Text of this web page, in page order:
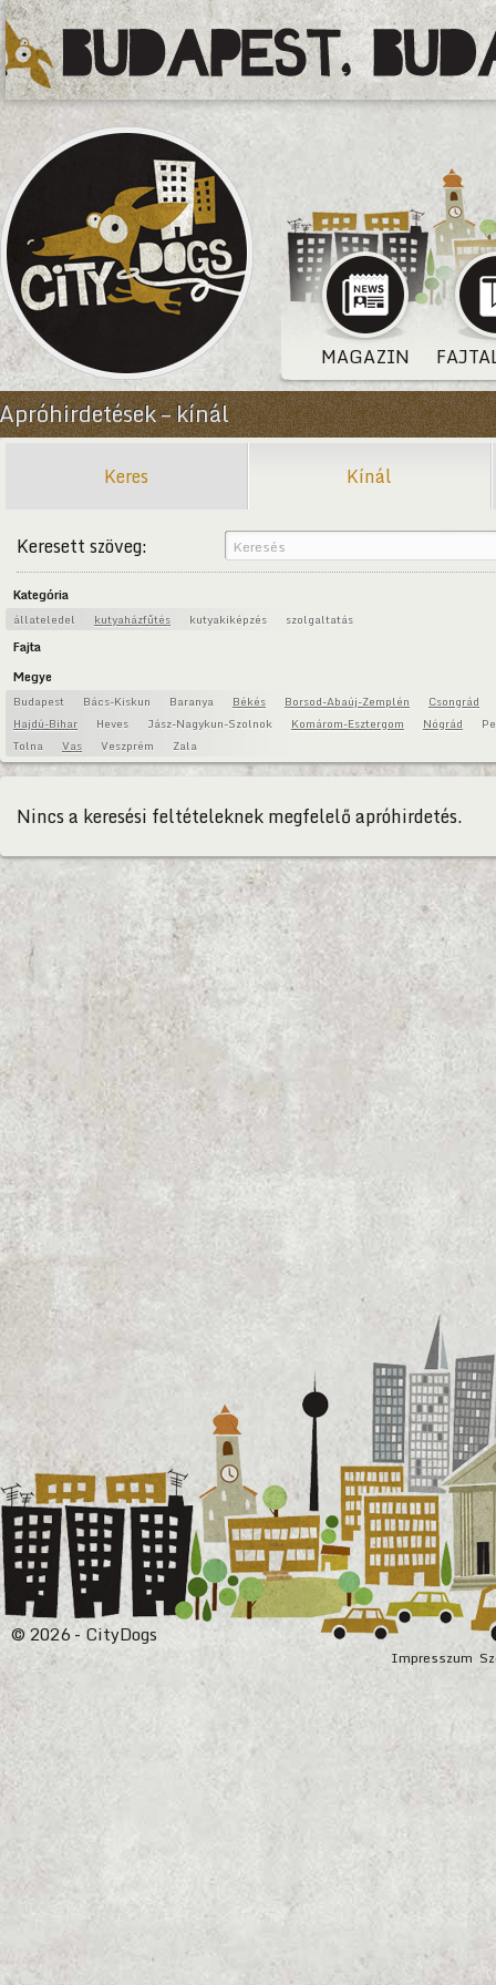
MAGAZIN
Apróhirdetések – kínál
Keres Kínál
Keresett szöveg:
Kategória
állateledel kutyaházfűtés kutyakiképzés szolgaltatás
Fajta
Megye
Budapest Bács-Kiskun Baranya Békés Borsod-Abaúj-Zemplén
Csongrád
Hajdú-Bihar
Heves Jász-Nagykun-Szolnok Komárom-Esztergom Nógrád
Tolna
Vas Veszprém Zala
Nincs a keresési feltételeknek megfelelő apróhirdetés.
Impresszum
© 2026 - CityDogs